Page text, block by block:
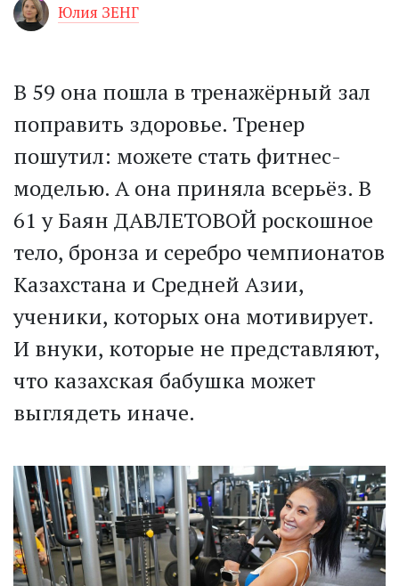
Юлия ЗЕНГ
В 59 она пошла в тренажёрный зал
поправить здоровье. Тренер
пошутил: можете стать фитнес-
моделью. А она приняла всерьёз. В
61 у Баян ДАВЛЕТОВОЙ роскошное
тело, бронза и серебро чемпионатов
Казахстана и Средней Азии,
ученики, которых она мотивирует.
И внуки, которые не представляют,
что казахская бабушка может
выглядеть иначе.